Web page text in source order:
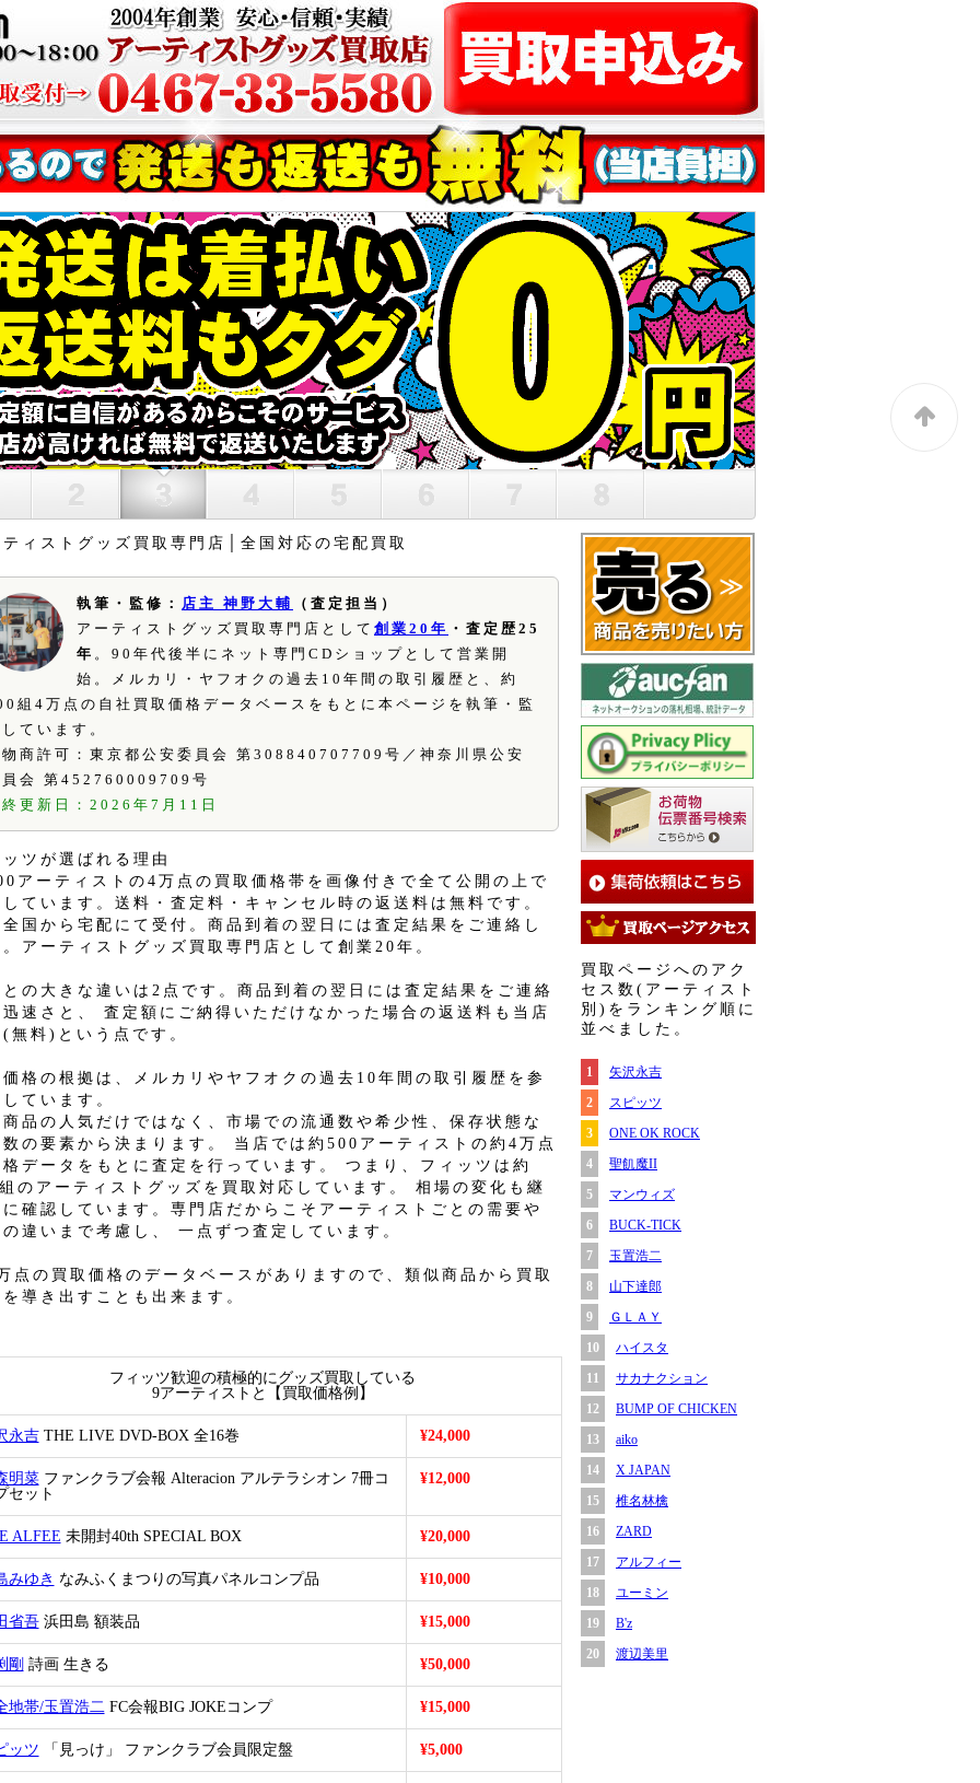
ティストグッズ買取専門店│全国対応の宅配買取
執筆・監修： 店主 神野大輔
（査定担当）
アーティストグッズ買取専門店として 創業20年 ・査定歴25
年 。90年代後半にネット専門CDショップとして営業開
始。メルカリ・ヤフオクの過去10年間の取引履歴と、約
組4万点の自社買取価格データベースをもとに本ページを執筆・監
ています。
商許可：東京都公安委員会 第308840707709号／神奈川県公安
員会 第452760009709号
更新日：2026年7月11日
ツが選ばれる理由
アーティストの4万点の買取価格帯を画像付きで全て公開の上で
ています。送料・査定料・キャンセル時の返送料は無料です。
国から宅配にて受付。商品到着の翌日には査定結果をご連絡し
アーティストグッズ買取専門店として創業20年。
の大きな違いは2点です。商品到着の翌日には査定結果をご連絡
迅速さと、 査定額にご納得いただけなかった場合の返送料も当店
無料)という点です。
格の根拠は、メルカリやヤフオクの過去10年間の取引履歴を参
ています。
品の人気だけではなく、市場での流通数や希少性、保存状態な
数の要素から決まります。 当店では約500アーティストの約4万点
格データをもとに査定を行っています。 つまり、フィッツは約
のアーティストグッズを買取対応しています。 相場の変化も継
確認しています。専門店だからこそアーティストごとの需要や
違いまで考慮し、 一点ずつ査定しています。
点の買取価格のデータベースがありますので、類似商品から買取
導き出すことも出来ます。
フィッツ歓迎の積極的にグッズ買取している
9アーティストと【買取価格例】
永吉THE LIVE DVD-BOX 全16巻 ¥24,000
明菜ファンクラブ会報 Alteracion アルテラシオン 7冊コ
セット
¥12,000
ALFEE 未開封40th SPECIAL BOX ¥20,000
みゆき なみふくまつりの写真パネルコンプ品 ¥10,000
省吾浜田島 額装品 ¥15,000
剛 詩画 生きる ¥50,000
地帯/玉置浩二FC会報BIG JOKEコンプ ¥15,000
ッツ 「見っけ」 ファンクラブ会員限定盤 ¥5,000
買取ページへのアク
セス数(アーティスト
別)をランキング順に
並べました。
1
矢沢永吉
2
スピッツ
3
ONE OK ROCK
4
聖飢魔II
5
マンウィズ
6
BUCK-TICK
7
玉置浩二
8
山下達郎
9
ＧＬＡＹ
10
ハイスタ
11
サカナクション
12
BUMP OF CHICKEN
13
aiko
14
X JAPAN
15
椎名林檎
16
ZARD
17
アルフィー
18
ユーミン
19
B'z
20
渡辺美里